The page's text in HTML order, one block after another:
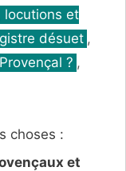
locutions et
désuet ,
? ,
choses :
et